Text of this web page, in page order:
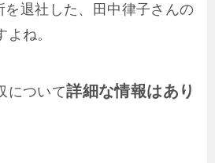
を退社した、田中律子さんの
ね。
について詳細な情報はあり